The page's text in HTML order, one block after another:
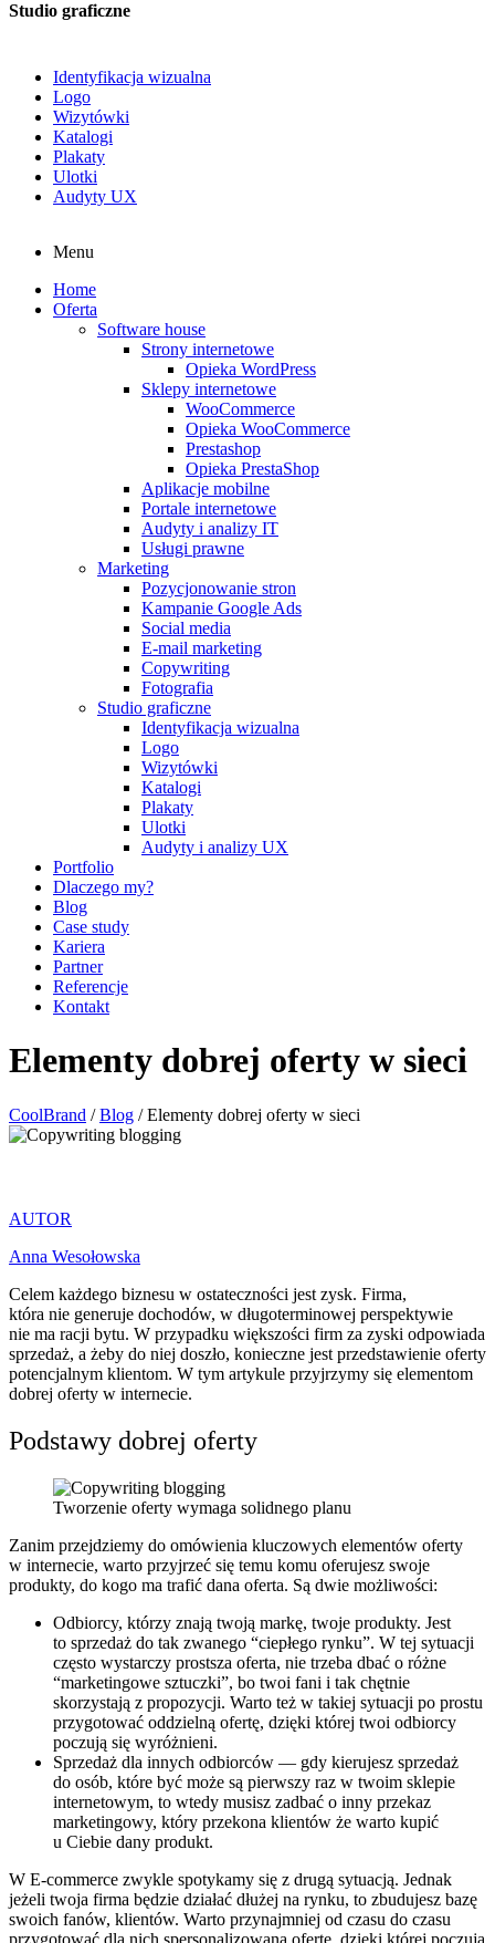
Studio graficzne
Identyfikacja wizualna
Logo
Wizytówki
Katalogi
Plakaty
Ulotki
Audyty UX
Menu
Home
Oferta
Software house
Strony internetowe
Opieka WordPress
Sklepy internetowe
WooCommerce
Opieka WooCommerce
Prestashop
Opieka PrestaShop
Aplikacje mobilne
Portale internetowe
Audyty i analizy IT
Usługi prawne
Marketing
Pozycjonowanie stron
Kampanie Google Ads
Social media
E-mail marketing
Copywriting
Fotografia
Studio graficzne
Identyfikacja wizualna
Logo
Wizytówki
Katalogi
Plakaty
Ulotki
Audyty i analizy UX
Portfolio
Dlaczego my?
Blog
Case study
Kariera
Partner
Referencje
Kontakt
Elementy dobrej oferty w sieci
CoolBrand /Blog /Elementy dobrej oferty w sieci
AUTOR
Anna Wesołowska
Celem każdego biznesu w ostateczności jest zysk. Firma,
która nie generuje dochodów, w długoterminowej perspektywie
nie ma racji bytu. W przypadku większości firm za zyski odpowiada
sprzedaż, a żeby do niej doszło, konieczne jest przedstawienie oferty
potencjalnym klientom. W tym artykule przyjrzymy się elementom
dobrej oferty w internecie.
Podstawy dobrej oferty
Tworzenie oferty wymaga solidnego planu
Zanim przejdziemy do omówienia kluczowych elementów oferty
w internecie, warto przyjrzeć się temu komu oferujesz swoje
produkty, do kogo ma trafić dana oferta. Są dwie możliwości:
Odbiorcy, którzy znają twoją markę, twoje produkty. Jest
to sprzedaż do tak zwanego “ciepłego rynku”. W tej sytuacji
często wystarczy prostsza oferta, nie trzeba dbać o różne
“marketingowe sztuczki”, bo twoi fani i tak chętnie
skorzystają z propozycji. Warto też w takiej sytuacji po prostu
przygotować oddzielną ofertę, dzięki której twoi odbiorcy
poczują się wyróżnieni.
Sprzedaż dla innych odbiorców — gdy kierujesz sprzedaż
do osób, które być może są pierwszy raz w twoim sklepie
internetowym, to wtedy musisz zadbać o inny przekaz
marketingowy, który przekona klientów że warto kupić
u Ciebie dany produkt.
W E-commerce zwykle spotykamy się z drugą sytuacją. Jednak
jeżeli twoja firma będzie działać dłużej na rynku, to zbudujesz bazę
swoich fanów, klientów. Warto przynajmniej od czasu do czasu
przygotować dla nich spersonalizowaną ofertę, dzięki której poczują